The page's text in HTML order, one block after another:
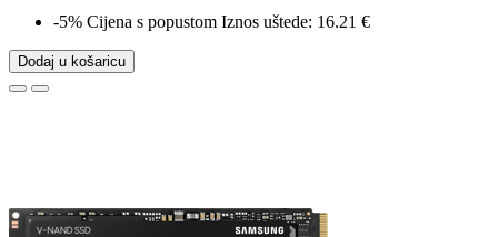
-5% Cijena s popustom Iznos uštede: 16.21 €
Dodaj u košaricu